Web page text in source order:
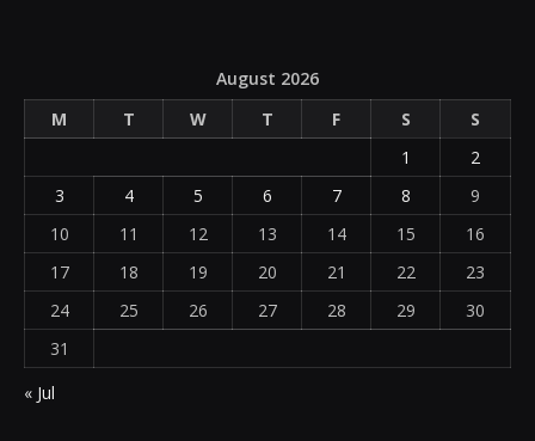
August 2026
M
T W T F S
S
1
2
3
4 5 6 7 8
9
10
11 12 13 14 15
16
17
18 19 20 21 22
23
24
25 26 27 28 29
30
31
« Jul